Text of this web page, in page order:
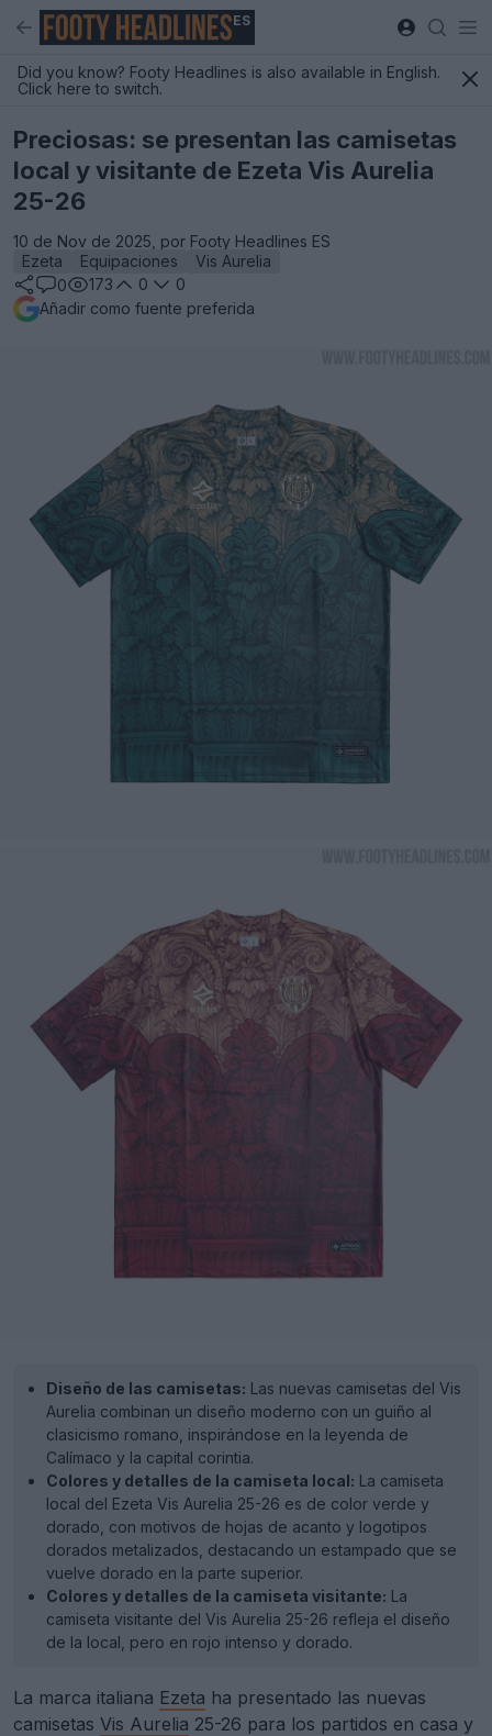
ES
Did you know? Footy Headlines is also available in English.
Click here to switch.
Preciosas: se presentan las camisetas
local y visitante de Ezeta Vis Aurelia
25-26
10 de Nov de 2025, por Footy Headlines ES
Ezeta
Equipaciones
Vis Aurelia
0
173 0
0
Añadir como fuente preferida
Diseño de las camisetas: Las nuevas camisetas del Vis
Aurelia combinan un diseño moderno con un guiño al
clasicismo romano, inspirándose en la leyenda de
Calímaco y la capital corintia.
Colores y detalles de la camiseta local: La camiseta
local del Ezeta Vis Aurelia 25-26 es de color verde y
dorado, con motivos de hojas de acanto y logotipos
dorados metalizados, destacando un estampado que se
vuelve dorado en la parte superior.
Colores y detalles de la camiseta visitante: La
camiseta visitante del Vis Aurelia 25-26 refleja el diseño
de la local, pero en rojo intenso y dorado.
La marca italiana Ezeta ha presentado las nuevas
camisetas Vis Aurelia 25-26 para los partidos en casa y